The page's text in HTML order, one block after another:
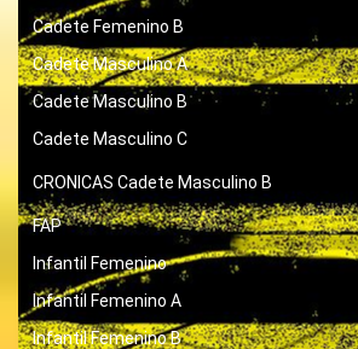
Cadete Femenino B
Cadete Masculino A
Cadete Masculino B
Cadete Masculino C
CRONICAS Cadete Masculino B
FAP
Infantil Femenino
Infantil Femenino A
Infantil Femenino B